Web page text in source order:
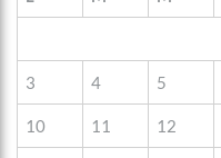
3 4 5
10 11 12